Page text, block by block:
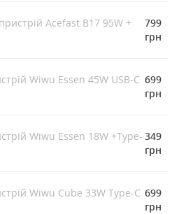
Acefast B17 95W +
799
грн
Wiwu Essen 45W USB-C 699
грн
Wiwu Essen 18W +Type- 349
грн
Wiwu Cube 33W Type-C 699
грн